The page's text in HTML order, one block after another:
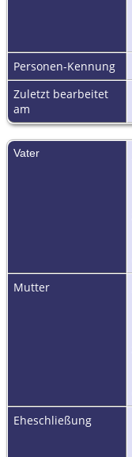
Personen-Kennung
Zuletzt bearbeitet
am
Vater
Mutter
Eheschließung